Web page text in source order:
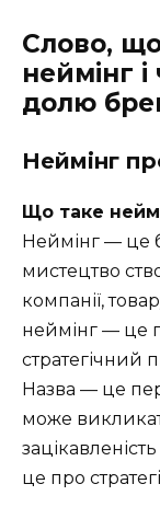
Слово,
неймінг
долю
Неймінг
Що таке
Неймінг — це
мистецтво
компанії,
неймінг — це
стратегічний
Назва — це
може
це про